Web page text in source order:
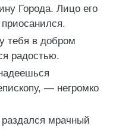
Города. Лицо его
тебя в добром
радостью.
— негромко
мрачный